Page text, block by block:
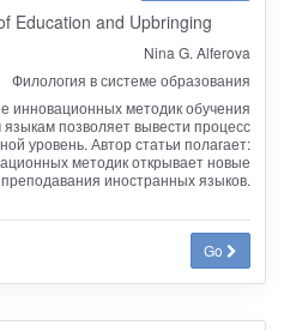
Education and Upbringing
Nina G. Alferova
Филология в системе образования
инновационных методик обучения
позволяет вывести процесс
уровень. Автор статьи полагает:
методик открывает новые
иностранных языков.
Go